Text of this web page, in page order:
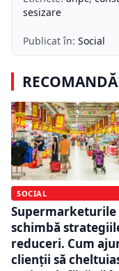
sesizare
Publicat în: Social
SOCIAL
Supermarketurile
schimbă
reduceri. Cum
clienții să